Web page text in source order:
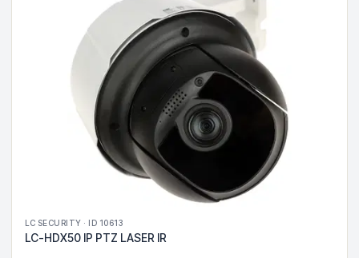
LC SECURITY · ID 10613
LC-HDX50 IP PTZ LASER IR